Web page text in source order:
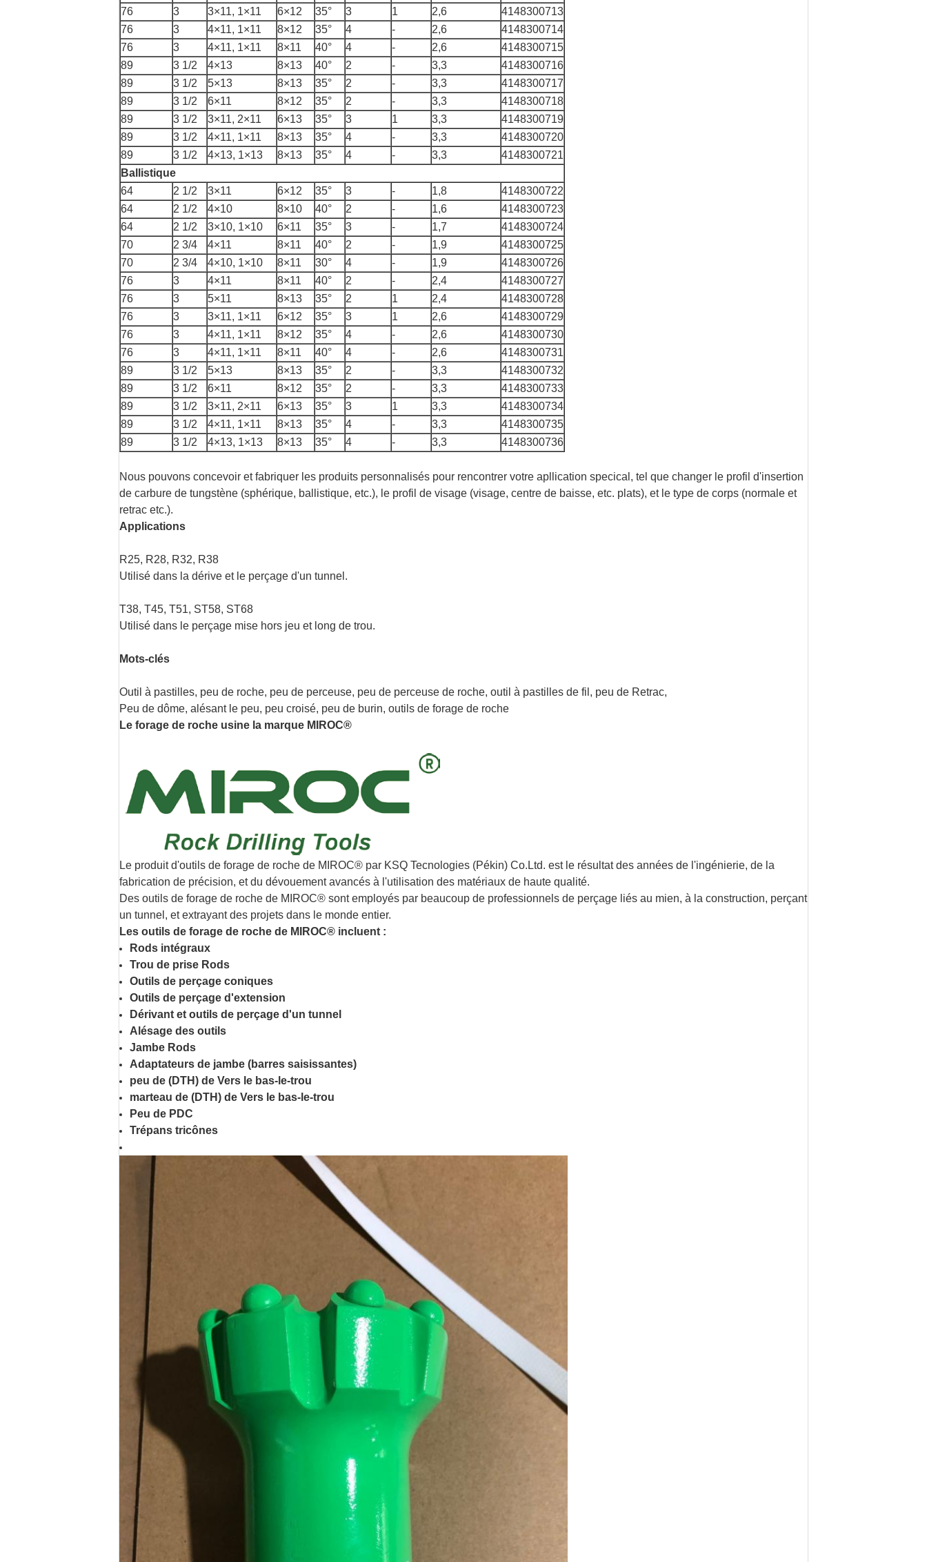
76
3 3×11, 1×11 6×12 35° 3 1 2,6
4148300713
76
3 4×11, 1×11 8×12 35° 4 - 2,6
4148300714
76
3 4×11, 1×11 8×11 40° 4 - 2,6
4148300715
89
3 1/2 4×13 8×13 40° 2 - 3,3
4148300716
89
3 1/2 5×13 8×13 35° 2 - 3,3
4148300717
89
3 1/2 6×11 8×12 35° 2 - 3,3
4148300718
89
3 1/2 3×11, 2×11 6×13 35° 3 1 3,3
4148300719
89
3 1/2 4×11, 1×11 8×13 35° 4 - 3,3
4148300720
89
3 1/2 4×13, 1×13 8×13 35° 4 - 3,3
4148300721
Ballistique
64
2 1/2 3×11 6×12 35° 3 - 1,8
4148300722
64
2 1/2 4×10 8×10 40° 2 - 1,6
4148300723
64
2 1/2 3×10, 1×10 6×11 35° 3 - 1,7
4148300724
70
2 3/4 4×11 8×11 40° 2 - 1,9
4148300725
70
2 3/4 4×10, 1×10 8×11 30° 4 - 1,9
4148300726
76
3 4×11 8×11 40° 2 - 2,4
4148300727
76
3 5×11 8×13 35° 2 1 2,4
4148300728
76
3 3×11, 1×11 6×12 35° 3 1 2,6
4148300729
76
3 4×11, 1×11 8×12 35° 4 - 2,6
4148300730
76
3 4×11, 1×11 8×11 40° 4 - 2,6
4148300731
89
3 1/2 5×13 8×13 35° 2 - 3,3
4148300732
89
3 1/2 6×11 8×12 35° 2 - 3,3
4148300733
89
3 1/2 3×11, 2×11 6×13 35° 3 1 3,3
4148300734
89
3 1/2 4×11, 1×11 8×13 35° 4 - 3,3
4148300735
89
3 1/2 4×13, 1×13 8×13 35° 4 - 3,3 4148300736
Nous pouvons concevoir et fabriquer les produits personnalisés pour rencontrer votre apllication specical, tel que changer le profil d'insertion
de carbure de tungstène (sphérique, ballistique, etc.), le profil de visage (visage, centre de baisse, etc. plats), et le type de corps (normale et
retrac etc.).
Applications
R25, R28, R32, R38
Utilisé dans la dérive et le perçage d'un tunnel.
T38, T45, T51, ST58, ST68
Utilisé dans le perçage mise hors jeu et long de trou.
Mots-clés
Outil à pastilles, peu de roche, peu de perceuse, peu de perceuse de roche, outil à pastilles de fil, peu de Retrac,
Peu de dôme, alésant le peu, peu croisé, peu de burin, outils de forage de roche
Le forage de roche usine la marque MIROC®
Le produit d'outils de forage de roche de MIROC® par KSQ Tecnologies (Pékin) Co.Ltd. est le résultat des années de l'ingénierie, de la
fabrication de précision, et du dévouement avancés à l'utilisation des matériaux de haute qualité.
Des outils de forage de roche de MIROC® sont employés par beaucoup de professionnels de perçage liés au mien, à la construction, perçant
un tunnel, et extrayant des projets dans le monde entier.
Les outils de forage de roche de MIROC® incluent :
Rods intégraux
Trou de prise Rods
Outils de perçage coniques
Outils de perçage d'extension
Dérivant et outils de perçage d'un tunnel
Alésage des outils
Jambe Rods
Adaptateurs de jambe (barres saisissantes)
peu de (DTH) de Vers le bas-le-trou
marteau de (DTH) de Vers le bas-le-trou
Peu de PDC
Trépans tricônes